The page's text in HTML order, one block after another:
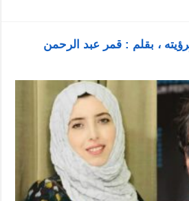
، بقلم : قمر عبد الرحمن